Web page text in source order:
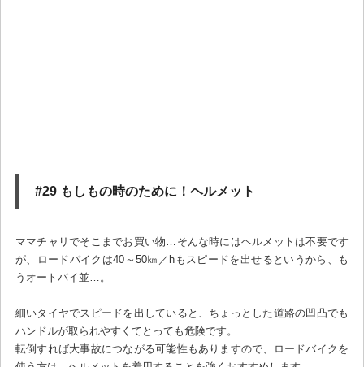
#29 もしもの時のために！ヘルメット
ママチャリでそこまでお買い物…そんな時にはヘルメットは不要です
が、ロードバイクは40～50㎞／hもスピードを出せるというから、も
うオートバイ並…。
細いタイヤでスピードを出していると、ちょっとした道路の凹凸でも
ハンドルが取られやすくてとっても危険です。
転倒すれば大事故につながる可能性もありますので、ロードバイクを